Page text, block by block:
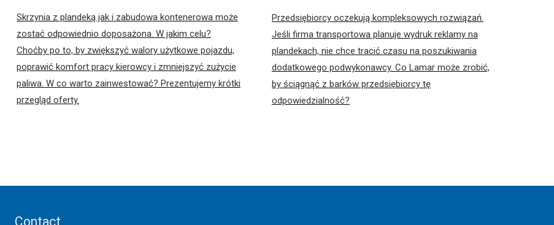
Skrzynia z plandeką jak i zabudowa kontenerowa może
zostać odpowiednio doposażona. W jakim celu?
Choćby po to, by zwiększyć walory użytkowe pojazdu,
poprawić komfort pracy kierowcy i zmniejszyć zużycie
paliwa. W co warto zainwestować? Prezentujemy krótki
przegląd oferty.
Przedsiębiorcy oczekują kompleksowych rozwiązań.
Jeśli firma transportowa planuje wydruk reklamy na
plandekach, nie chce tracić czasu na poszukiwania
dodatkowego podwykonawcy. Co Lamar może zrobić,
by ściągnąć z barków przedsiębiorcy tę
odpowiedzialność?
Contact